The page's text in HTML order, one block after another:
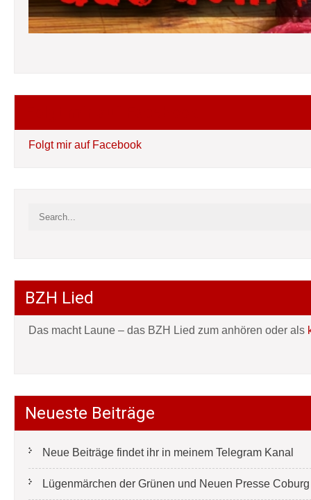
Folgt mir auf Facebook
BZH Lied
Das macht Laune – das BZH Lied zum anhören oder als
Neueste Beiträge
Neue Beiträge findet ihr in meinem Telegram Kanal
Lügenmärchen der Grünen und Neuen Presse